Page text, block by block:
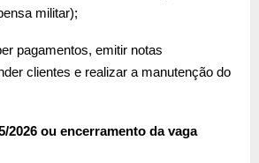
militar);
pagamentos, emitir notas
clientes e realizar a manutenção do
2026 ou encerramento da vaga